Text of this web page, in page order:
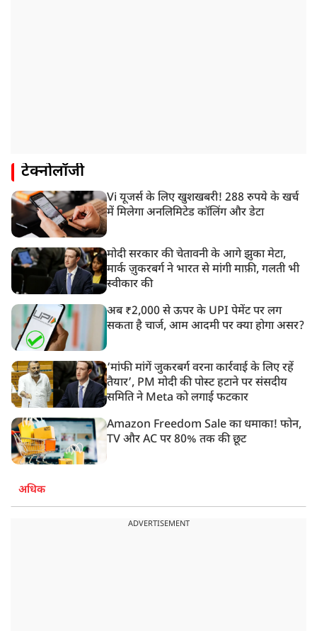
टेक्नोलॉजी
Vi यूजर्स के लिए खुशखबरी! 288 रुपये के खर्च
में मिलेगा अनलिमिटेड कॉलिंग और डेटा
मोदी सरकार की चेतावनी के आगे झुका मेटा,
मार्क ज़ुकरबर्ग ने भारत से मांगी माफ़ी, गलती भी
स्वीकार की
अब ₹2,000 से ऊपर के UPI पेमेंट पर लग
सकता है चार्ज, आम आदमी पर क्या होगा असर?
‘मांफी मांगें जुकरबर्ग वरना कार्रवाई के लिए रहें
तैयार’, PM मोदी की पोस्ट हटाने पर संसदीय
समिति ने Meta को लगाई फटकार
Amazon Freedom Sale का धमाका! फोन,
TV और AC पर 80% तक की छूट
अधिक
ADVERTISEMENT